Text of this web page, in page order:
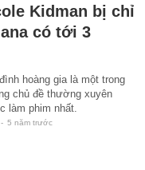
Kidman bị chỉ
có tới 3
hoàng gia là một trong
chủ đề thường xuyên
làm phim nhất.
- 5 năm trước